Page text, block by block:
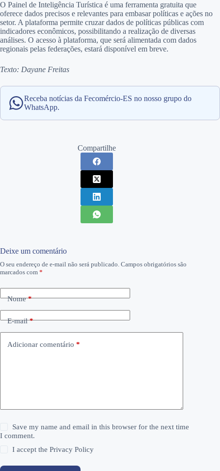
O Painel de Inteligência Turística é uma ferramenta gratuita que
oferece dados precisos e relevantes para embasar políticas e ações no
setor. A plataforma permite cruzar dados de políticas públicas com
indicadores econômicos, possibilitando a realização de diversas
análises. O acesso à plataforma, que será alimentada com dados
regionais pelas federações, estará disponível em breve.
Texto: Dayane Freitas
Receba notícias da Fecomércio-ES no nosso grupo do
WhatsApp.
Compartilhe
Deixe um comentário
O seu endereço de e-mail não será publicado. Campos obrigatórios são
marcados com *
Nome*
E-mail*
Adicionar comentário *
Save my name and email in this browser for the next time
I comment.
I accept thePrivacy Policy